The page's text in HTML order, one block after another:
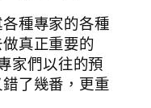
種專家的各種
真正重要的
家們以往的預
了幾番，更重